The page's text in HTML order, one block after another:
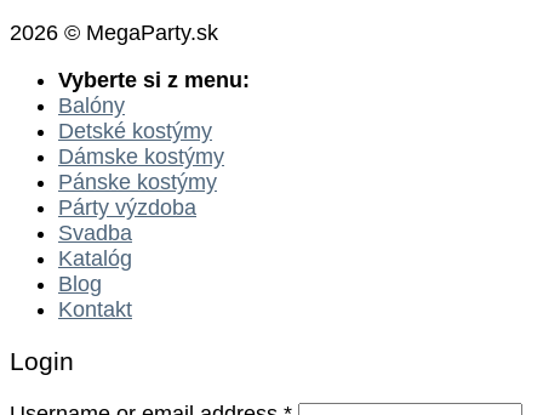
2026 © MegaParty.sk
Vyberte si z menu:
Balóny
Detské kostýmy
Dámske kostýmy
Pánske kostýmy
Párty výzdoba
Svadba
Katalóg
Blog
Kontakt
Login